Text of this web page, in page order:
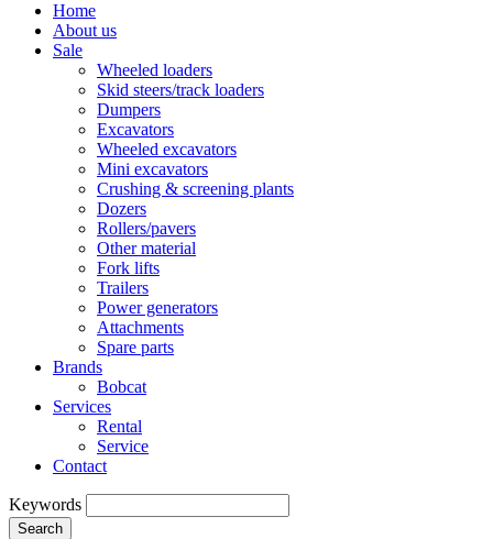
Home
About us
Sale
Wheeled loaders
Skid steers/track loaders
Dumpers
Excavators
Wheeled excavators
Mini excavators
Crushing & screening plants
Dozers
Rollers/pavers
Other material
Fork lifts
Trailers
Power generators
Attachments
Spare parts
Brands
Bobcat
Services
Rental
Service
Contact
Keywords
Search